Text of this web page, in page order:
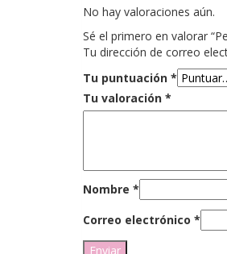
No hay valoraciones aún.
Sé el primero en valorar
Tu dirección de correo
Tu puntuación *
Tu valoración *
Nombre *
Correo electrónico *